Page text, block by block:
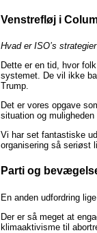
Venstrefløj i
Hvad er ISO’s
Dette er en tid, hvor
systemet. De vil ikke
Trump.
Det er vores opgave
situation og
Vi har set fantastiske
organisering så seriøst
Parti og
En anden udfordring
Der er så meget at
klimaaktivisme til